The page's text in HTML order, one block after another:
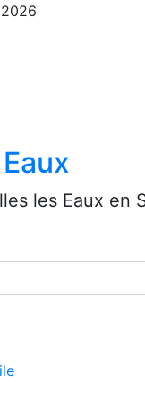
les Eaux en